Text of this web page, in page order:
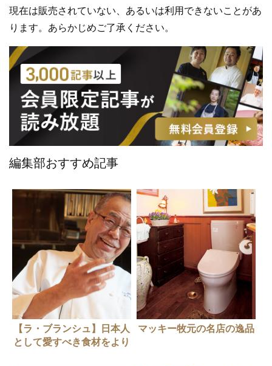
現在は販売されていない、あるいは利用できないことがあ
ります。あらかじめご了承ください。
編集部おすすめ記事
【ラ・ブランシュ】日本人
として愛すべき食材をより
マッキー牧元の名店の逸品